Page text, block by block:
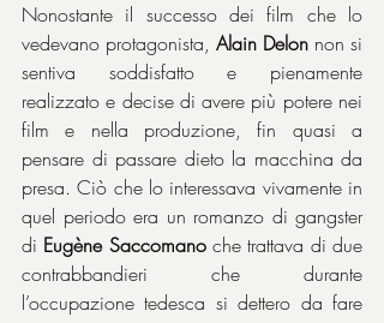
Nonostante il successo dei film che lo
vedevano protagonista, Alain Delon non si
sentiva soddisfatto e pienamente
realizzato e decise di avere più potere nei
film e nella produzione, fin quasi a
pensare di passare dieto la macchina da
presa. Ciò che lo interessava vivamente in
quel periodo era un romanzo di gangster
di Eugène Saccomano che trattava di due
contrabbandieri che durante
l’occupazione tedesca si dettero da fare